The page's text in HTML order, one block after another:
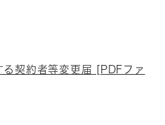
る契約者等変更届 [PDFファ